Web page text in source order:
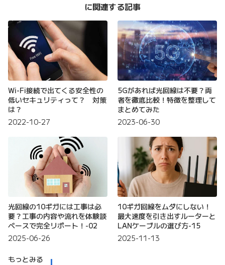
に関連する記事
Wi-Fi接続で出てくる安全性の
低いセキュリティって？ 対策
は？
2022-10-27
5Gがあれば光回線は不要？両
者を徹底比較！特徴を整理して
まとめてみた
2023-06-30
光回線の10ギガには工事は必
要？工事の内容や流れを体験談
ベースで完全リポート！-02
2025-06-26
10ギガ回線をムダにしない！
最大速度を引き出すルーターと
LANケーブルの選び方-15
2025-11-13
もっとみる